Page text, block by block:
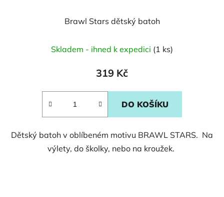
Brawl Stars dětský batoh
Skladem - ihned k expedici (1 ks)
319 Kč
DO KOŠÍKU
Dětský batoh v oblíbeném motivu BRAWL STARS. Na
výlety, do školky, nebo na kroužek.